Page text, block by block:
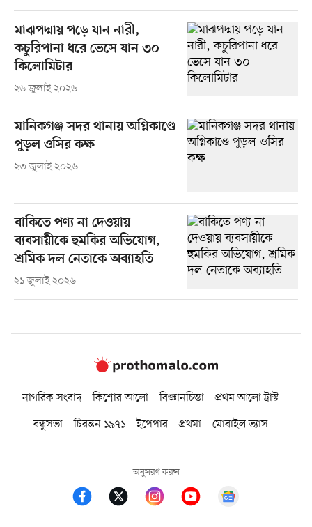
মাঝপদ্মায় পড়ে যান নারী,
কচুরিপানা ধরে ভেসে যান ৩০
কিলোমিটার
২৬ জুলাই ২০২৬
মানিকগঞ্জ সদর থানায় অগ্নিকাণ্ডে
পুড়ল ওসির কক্ষ
২৩ জুলাই ২০২৬
বাকিতে পণ্য না দেওয়ায়
ব্যবসায়ীকে হুমকির অভিযোগ,
শ্রমিক দল নেতাকে অব্যাহতি
২১ জুলাই ২০২৬
নাগরিক সংবাদ কিশোর আলো বিজ্ঞানচিন্তা
প্রথম আলো ট্রাস্ট
বন্ধুসভা
চিরন্তন ১৯৭১ ইপেপার প্রথমা মোবাইল ভ্যাস
অনুসরণ করুন